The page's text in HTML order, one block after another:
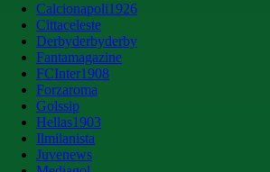
Calcionapoli1926
Cittaceleste
Derbyderbyderby
Fantamagazine
FCInter1908
Forzaroma
Golssip
Hellas1903
Ilmilanista
Juvenews